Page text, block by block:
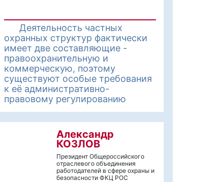
Деятельность частных
охранных структур фактически
имеет две составляющие -
правоохранительную и
коммерческую, поэтому
существуют особые требования
к её административно-
правовому регулированию
Александр
КОЗЛОВ
Президент Общероссийского
отраслевого объединения
работодателей в сфере охраны и
безопасности ФКЦ РОС